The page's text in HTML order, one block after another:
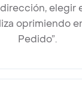
elegir
oprimiendo
Pedido”.